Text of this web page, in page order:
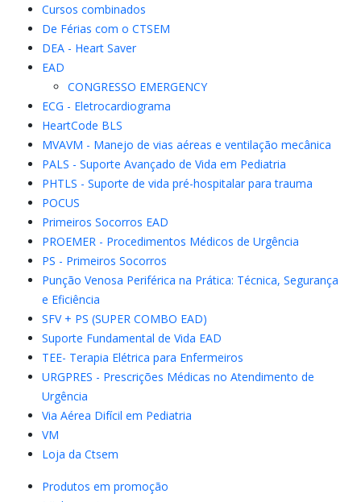
Cursos combinados
De Férias com o CTSEM
DEA - Heart Saver
EAD
CONGRESSO EMERGENCY
ECG - Eletrocardiograma
HeartCode BLS
MVAVM - Manejo de vias aéreas e ventilação mecânica
PALS - Suporte Avançado de Vida em Pediatria
PHTLS - Suporte de vida pré-hospitalar para trauma
POCUS
Primeiros Socorros EAD
PROEMER - Procedimentos Médicos de Urgência
PS - Primeiros Socorros
Punção Venosa Periférica na Prática: Técnica, Segurança
e Eficiência
SFV + PS (SUPER COMBO EAD)
Suporte Fundamental de Vida EAD
TEE- Terapia Elétrica para Enfermeiros
URGPRES - Prescrições Médicas no Atendimento de
Urgência
Via Aérea Difícil em Pediatria
VM
Loja da Ctsem
Produtos em promoção